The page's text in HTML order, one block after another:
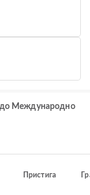
до Международно
Пристига